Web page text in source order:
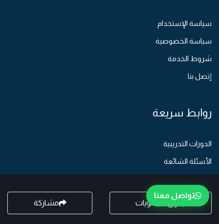
جدول المحتويات مشاركة
سياسة الإستخدام
سياسة الخصوصية
شروط الخدمة
إتصل بنا
روابط سريعة
الدورات التدريبية
الأسئلة الشائعة
المدونةتواصل معنا